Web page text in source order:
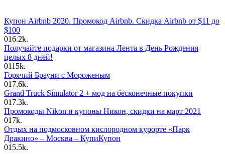
Купон Airbnb 2020. Промокод Airbnb. Скидка Airbnb от $11 до
$100
016.2k.
Получайте подарки от магазина Лента в День Рождения
целых 8 дней!
0115k.
Горячий Брауни с Мороженым
017.6k.
Grand Truck Simulator 2 + мод на бесконечные покупки
017.3k.
Промокоды Nikon и купоны Никон, скидки на март 2021
017k.
Отдых на подмосковном кислородном курорте «Парк
Дракино» – Москва – КупиКупон
015.5k.